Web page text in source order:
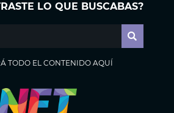
LO QUE BUSCABAS?
TODO EL CONTENIDO AQUÍ